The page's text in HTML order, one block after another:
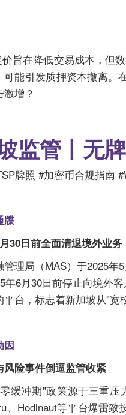
旨在降低交易成本，但
可能引发质押资本撤离。
增？
监管丨无
牌照 #加密币合规指南
牒
30日前全面清退境外业务
管理局（MAS）于2025年
年6月30日前停止向境外
台，标志着新加坡从"宽
因
风险事件倒逼监管收紧
缓冲期"政策源于三重压
、Hodlnaut等平台爆雷